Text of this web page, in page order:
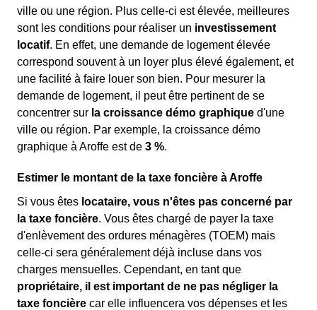
ville ou une région. Plus celle-ci est élevée, meilleures
sont les conditions pour réaliser un investissement
locatif. En effet, une demande de logement élevée
correspond souvent à un loyer plus élevé également, et
une facilité à faire louer son bien. Pour mesurer la
demande de logement, il peut être pertinent de se
concentrer sur la croissance démo graphique d'une
ville ou région. Par exemple, la croissance démo
graphique à Aroffe est de 3 %.
Estimer le montant de la taxe foncière à Aroffe
Si vous êtes locataire, vous n'êtes pas concerné par
la taxe foncière. Vous êtes chargé de payer la taxe
d'enlèvement des ordures ménagères (TOEM) mais
celle-ci sera généralement déjà incluse dans vos
charges mensuelles. Cependant, en tant que
propriétaire, il est important de ne pas négliger la
taxe foncière car elle influencera vos dépenses et les